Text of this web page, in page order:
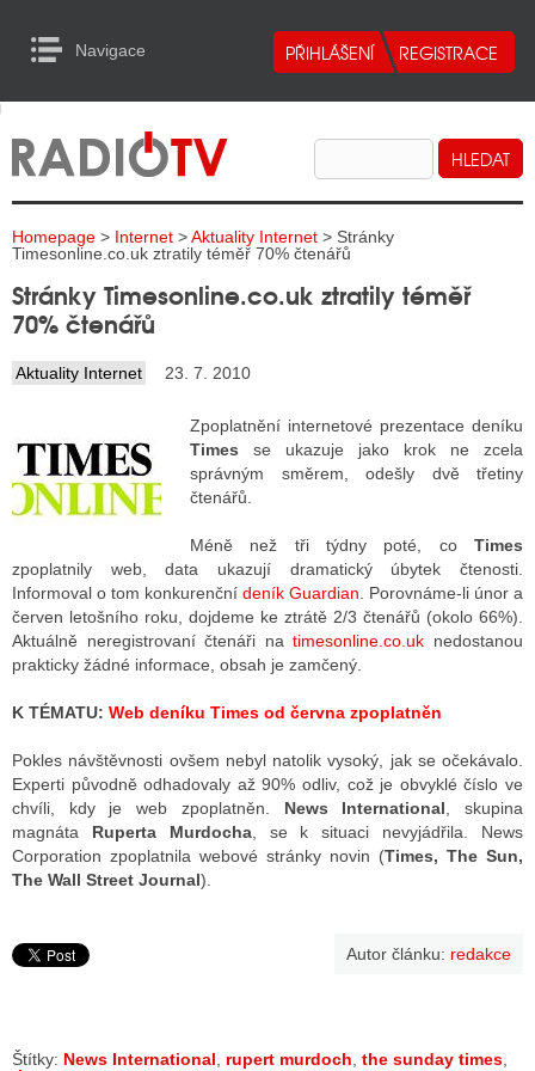
Navigace
RADIA
TELEVIZE
INTERNET
TISK
RADIA
RÁDIÍ
VYSÍLAČE
TELEVIZE
TELEVIZÍ
VYSÍLAČE
INTERNET
RÁDIA
STRÁNKY RÁDIÍ
to Content
Homepage > Internet >Aktuality Internet > Stránky
Timesonline.co.uk ztratily téměř 70% čtenářů
Stránky Timesonline.co.uk ztratily téměř
70% čtenářů
Aktuality Internet 23. 7. 2010
Zpoplatnění internetové prezentace deníku
Times se ukazuje jako krok ne zcela
správným směrem, odešly dvě třetiny
čtenářů.
Méně než tři týdny poté, co Times
zpoplatnily web, data ukazují dramatický úbytek čtenosti.
Informoval o tom konkurenční deník Guardian . Porovnáme-li únor a
červen letošního roku, dojdeme ke ztrátě 2/3 čtenářů (okolo 66%).
Aktuálně neregistrovaní čtenáři natimesonline.co.uk nedostanou
prakticky žádné informace, obsah je zamčený.
K TÉMATU: Web deníku Times od června zpoplatněn
Pokles návštěvnosti ovšem nebyl natolik vysoký, jak se očekávalo.
Experti původně odhadovaly až 90% odliv, což je obvyklé číslo ve
chvíli, kdy je web zpoplatněn. News International , skupina
magnáta Ruperta Murdocha, se k situaci nevyjádřila. News
Corporation zpoplatnila webové stránky novin (Times, The Sun,
The Wall Street Journal).
Autor článku: redakce
Štítky: News International rupert murdoch the sunday times